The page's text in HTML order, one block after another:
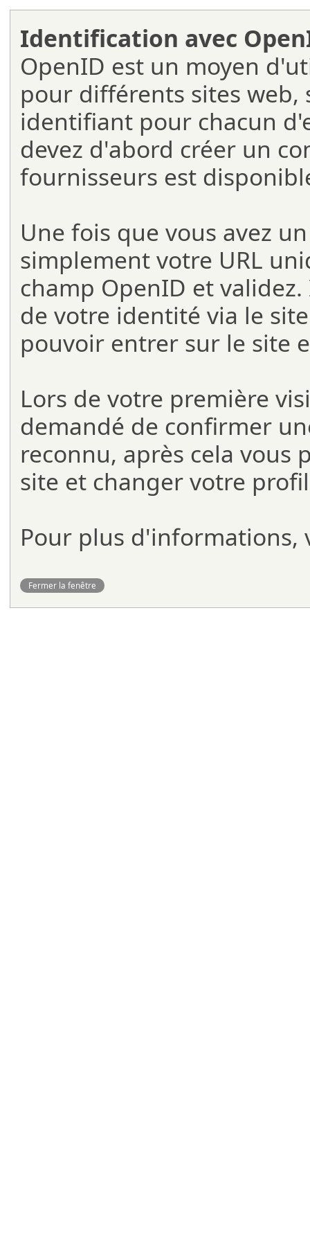
Identification avec
OpenID est un moyen
pour différents sites web,
identifiant pour chacun
devez d'abord créer un
fournisseurs est
Une fois que vous avez
simplement votre URL
champ OpenID et
de votre identité via le
pouvoir entrer sur le site
Lors de votre première
demandé de confirmer
reconnu, après cela vous
site et changer votre
Pour plus
Fermer la fenêtre